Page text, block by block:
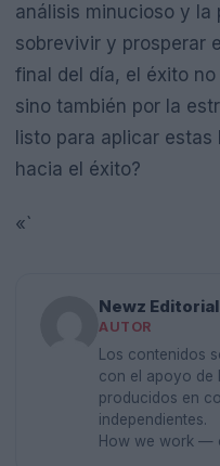
análisis minucioso y la
sobrevivir y prosperar
final del día, el éxito
sino también por la
listo para aplicar
hacia el éxito?
«`
Newz
AUTOR
Los contenidos
con el apoyo de
producidos en
independientes.
How we work —